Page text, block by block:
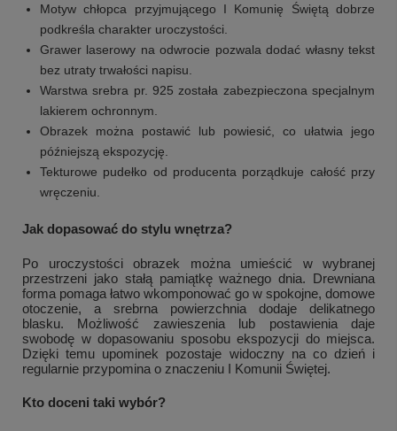
Motyw chłopca przyjmującego I Komunię Świętą dobrze
podkreśla charakter uroczystości.
Grawer laserowy na odwrocie pozwala dodać własny tekst
bez utraty trwałości napisu.
Warstwa srebra pr. 925 została zabezpieczona specjalnym
lakierem ochronnym.
Obrazek można postawić lub powiesić, co ułatwia jego
późniejszą ekspozycję.
Tekturowe pudełko od producenta porządkuje całość przy
wręczeniu.
Jak dopasować do stylu wnętrza?
Po uroczystości obrazek można umieścić w wybranej
przestrzeni jako stałą pamiątkę ważnego dnia. Drewniana
forma pomaga łatwo wkomponować go w spokojne, domowe
otoczenie, a srebrna powierzchnia dodaje delikatnego
blasku. Możliwość zawieszenia lub postawienia daje
swobodę w dopasowaniu sposobu ekspozycji do miejsca.
Dzięki temu upominek pozostaje widoczny na co dzień i
regularnie przypomina o znaczeniu I Komunii Świętej.
Kto doceni taki wybór?